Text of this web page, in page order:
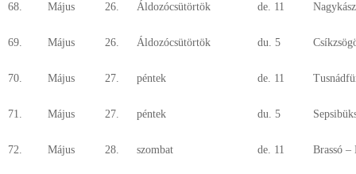
68. Május 26. Áldozócsütörtök de. 11
69. Május 26. Áldozócsütörtök du. 5
70. Május 27. péntek de. 11
71. Május 27. péntek du. 5
72. Május 28. szombat de. 11 Brassó –